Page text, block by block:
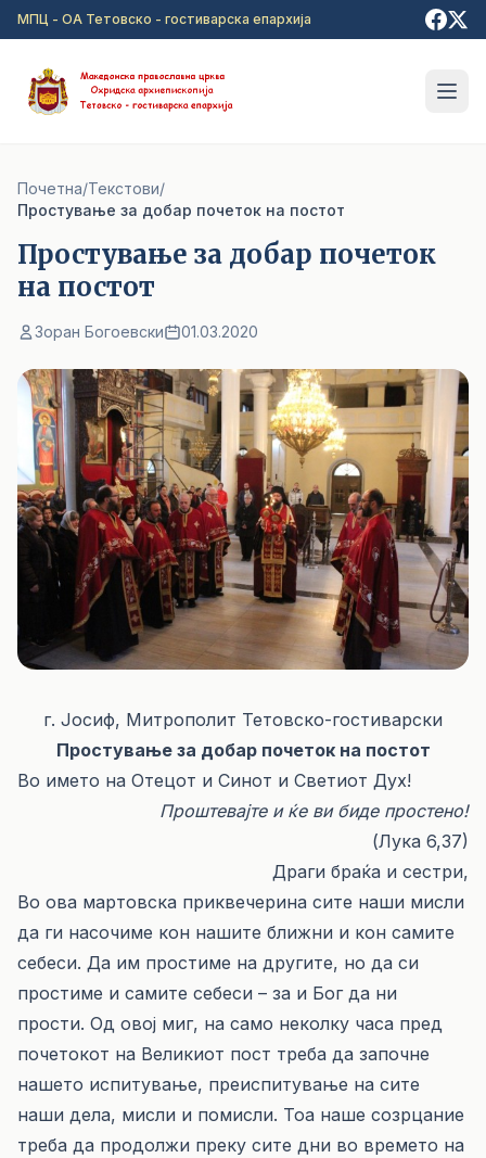
Прејди на главна содржина
МПЦ - ОА Тетовско - гостиварска епархија
Почетна/Текстови/
Простување за добар почеток на постот
Простување за добар почеток
на постот
Зоран Богоевски 01.03.2020
г. Јосиф, Митрополит Тетовско-гостиварски
Простување за добар почеток на постот
Во името на Отецот и Синот и Светиот Дух!
Проштевајте и ќе ви биде простено!
(Лука 6,37)
Драги браќа и сестри,
Во ова мартовска приквечерина сите наши мисли
да ги насочиме кон нашите ближни и кон самите
себеси. Да им простиме на другите, но да си
простиме и самите себеси – за и Бог да ни
прости. Од овој миг, на само неколку часа пред
почетокот на Великиот пост треба да започне
нашето испитување, преиспитување на сите
наши дела, мисли и помисли. Тоа наше созрцание
треба да продолжи преку сите дни во времето на